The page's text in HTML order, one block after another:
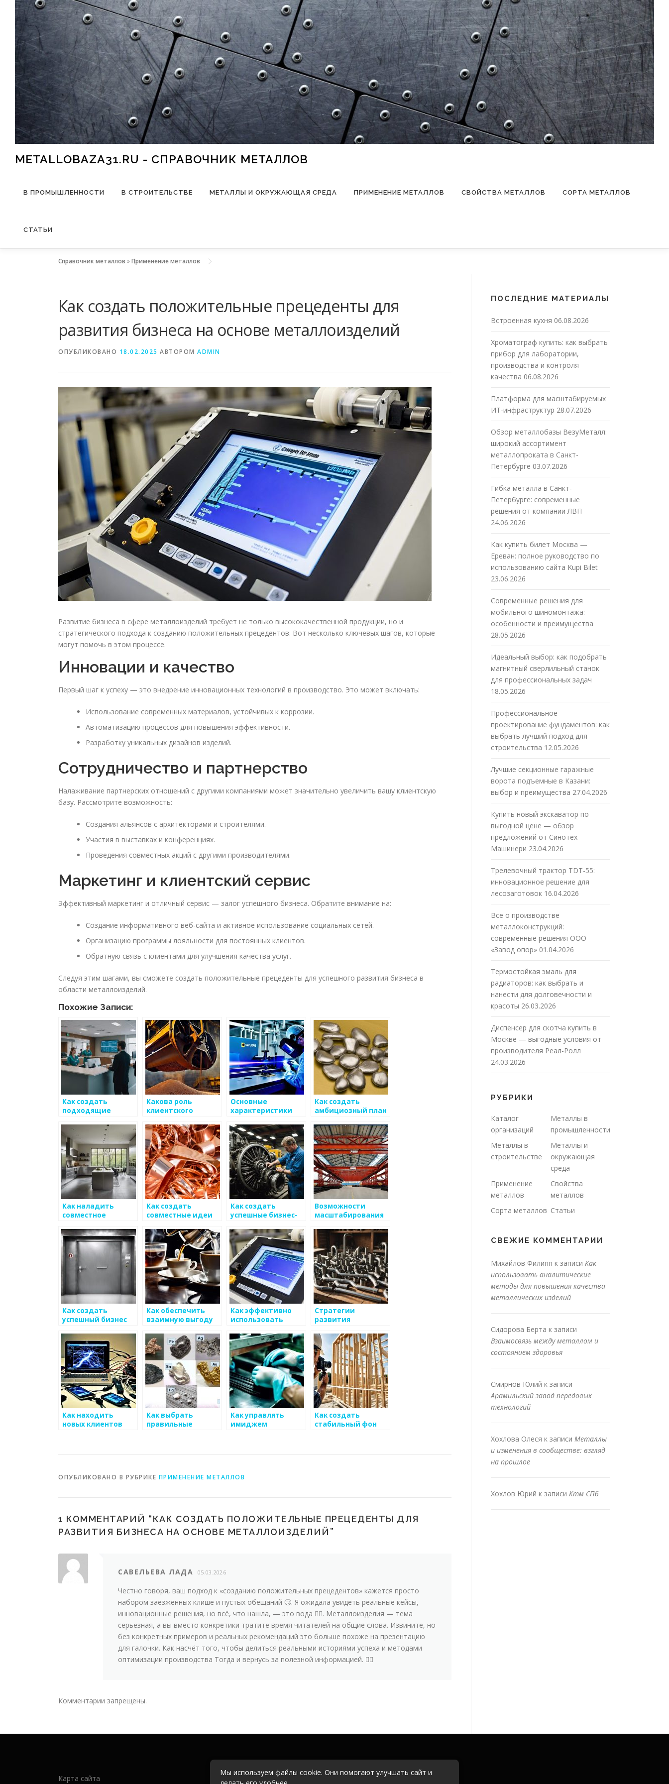
Перейти к содержимому
METALLOBAZA31.RU - СПРАВОЧНИК МЕТАЛЛОВ
В ПРОМЫШЛЕННОСТИ В СТРОИТЕЛЬСТВЕ МЕТАЛЛЫ И ОКРУЖАЮЩАЯ СРЕДА ПРИМЕНЕНИЕ МЕТАЛЛОВ СВОЙСТВА МЕТАЛЛОВ СОРТА МЕТАЛЛОВ
СТАТЬИ
Справочник металлов »Применение металлов
Как создать положительные прецеденты для
развития бизнеса на основе металлоизделий
ОПУБЛИКОВАНО 18.02.2025 АВТОРОМ ADMIN
Развитие бизнеса в сфере металлоизделий требует не только высококачественной продукции, но и
стратегического подхода к созданию положительных прецедентов. Вот несколько ключевых шагов, которые
могут помочь в этом процессе.
Инновации и качество
Первый шаг к успеху — это внедрение инновационных технологий в производство. Это может включать:
Использование современных материалов, устойчивых к коррозии.
Автоматизацию процессов для повышения эффективности.
Разработку уникальных дизайнов изделий.
Сотрудничество и партнерство
Налаживание партнерских отношений с другими компаниями может значительно увеличить вашу клиентскую
базу. Рассмотрите возможность:
Создания альянсов с архитекторами и строителями.
Участия в выставках и конференциях.
Проведения совместных акций с другими производителями.
Маркетинг и клиентский сервис
Эффективный маркетинг и отличный сервис — залог успешного бизнеса. Обратите внимание на:
Создание информативного веб-сайта и активное использование социальных сетей.
Организацию программы лояльности для постоянных клиентов.
Обратную связь с клиентами для улучшения качества услуг.
Следуя этим шагами, вы сможете создать положительные прецеденты для успешного развития бизнеса в
области металлоизделий.
Похожие Записи:
Как создать
подходящие
бизнеса в
производстве
металлоизделий
Какова роль
клиентского
производстве и
продвижении
металоизделий
Основные
характеристики
производству
металлоизделий
Как создать
амбициозный план
развития товаров
по
металлоизделиям
Как наладить
совместное
основе
декоративных
металлоизделий
Как создать
совместные идеи
ведения бизнеса по
металоизделиям
Как создать
успешные бизнес-
миллениалов в
популярном
производстве
металоизделий
Возможности
масштабирования
металоизделий
Как создать
успешный бизнес
металлоизделий
Как обеспечить
взаимную выгоду
металлоизделиями
Как эффективно
использовать
связи для развития
бизнеса в сфере
металоизделий
Стратегии
развития
конструкторского
бюро
Как находить
новых клиентов
Как выбрать
правильные
Как управлять
имиджем
Как создать
стабильный фон
ОПУБЛИКОВАНО В РУБРИКЕ ПРИМЕНЕНИЕ МЕТАЛЛОВ
1 КОММЕНТАРИЙ “КАК СОЗДАТЬ ПОЛОЖИТЕЛЬНЫЕ ПРЕЦЕДЕНТЫ ДЛЯ
РАЗВИТИЯ БИЗНЕСА НА ОСНОВЕ МЕТАЛЛОИЗДЕЛИЙ ”
САВЕЛЬЕВА ЛАДА 05.03.2026
Честно говоря, ваш подход к «созданию положительных прецедентов» кажется просто
набором заезженных клише и пустых обещаний 🙄. Я ожидала увидеть реальные кейсы,
инновационные решения, но всё, что нашла, — это вода 🤦‍♀️. Металлоизделия — тема
серьёзная, а вы вместо конкретики тратите время читателей на общие слова. Извините, но
без конкретных примеров и реальных рекомендаций это больше похоже на презентацию
для галочки. Как насчёт того, чтобы делиться реальными историями успеха и методами
оптимизации производства Тогда и вернусь за полезной информацией. 🤷‍♀️
Комментарии запрещены.
ПОСЛЕДНИЕ МАТЕРИАЛЫ
Встроенная кухня 06.08.2026
Хроматограф купить: как выбрать
прибор для лаборатории,
производства и контроля
качества 06.08.2026
Платформа для масштабируемых
ИТ-инфраструктур 28.07.2026
Обзор металлобазы ВезуМеталл:
широкий ассортимент
металлопроката в Санкт-
Петербурге 03.07.2026
Гибка металла в Санкт-
Петербурге: современные
решения от компании ЛВП
24.06.2026
Как купить билет Москва —
Ереван: полное руководство по
использованию сайта Kupi Bilet
23.06.2026
Современные решения для
мобильного шиномонтажа:
особенности и преимущества
28.05.2026
Идеальный выбор: как подобрать
магнитный сверлильный станок
для профессиональных задач
18.05.2026
Профессиональное
проектирование фундаментов: как
выбрать лучший подход для
строительства 12.05.2026
Лучшие секционные гаражные
ворота подъемные в Казани:
выбор и преимущества 27.04.2026
Купить новый экскаватор по
выгодной цене — обзор
предложений от Синотех
Машинери 23.04.2026
Трелевочный трактор TDT-55:
инновационное решение для
лесозаготовок 16.04.2026
Все о производстве
металлоконструкций:
современные решения ООО
«Завод опор» 01.04.2026
Термостойкая эмаль для
радиаторов: как выбрать и
нанести для долговечности и
красоты 26.03.2026
Диспенсер для скотча купить в
Москве — выгодные условия от
производителя Реал-Ролл
24.03.2026
РУБРИКИ
Каталог
организаций
Металлы в
промышленности
Металлы в
строительстве
Металлы и
окружающая
среда
Применение
металлов
Свойства
металлов
Сорта металлов Статьи
СВЕЖИЕ КОММЕНТАРИИ
Михайлов Филипп к записи Как
использовать аналитические
методы для повышения качества
металлических изделий
Сидорова Берта к записи
Взаимосвязь между металлом и
состоянием здоровья
Смирнов Юлий к записи
Арамильский завод передовых
технологий
Хохлова Олеся к записи Металлы
и изменения в сообществе: взгляд
на прошлое
Хохлов Юрий к записи Ктм СПб
Карта сайта
Мы используем файлы cookie. Они помогают улучшать сайт и